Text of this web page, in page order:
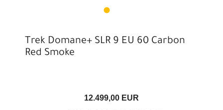
Trek Domane+ SLR 9 EU 60 Carbon
Red Smoke
12.499,00 EUR